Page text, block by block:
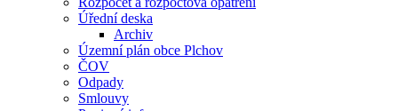
Úřední deska
Archiv
Územní plán obce Plchov
ČOV
Odpady
Smlouvy